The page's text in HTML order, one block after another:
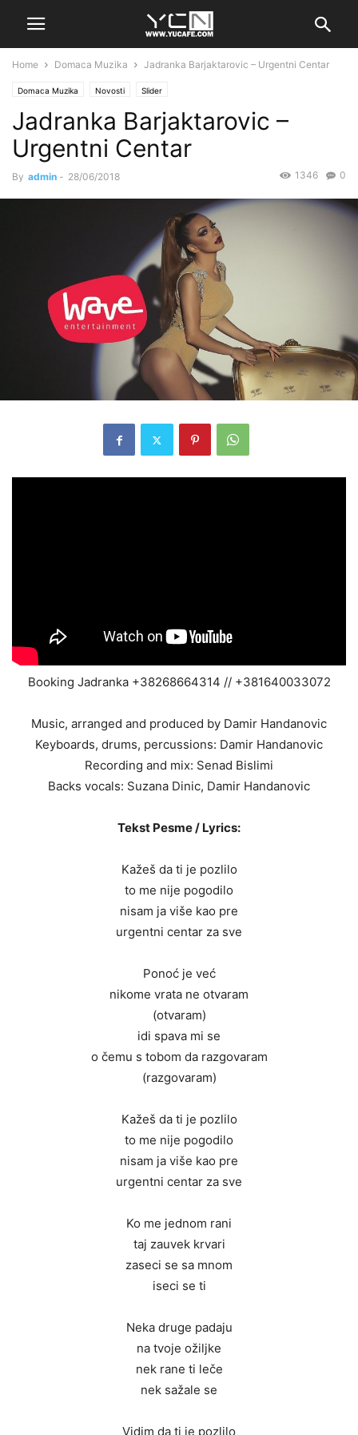
Home Domaca Muzika Jadranka Barjaktarovic – Urgentni Centar
Domaca Muzika Novosti Slider
Jadranka Barjaktarovic –
Urgentni Centar
By admin - 28/06/2018 0
1346
Booking Jadranka +38268664314 // +381640033072
Music, arranged and produced by Damir Handanovic
Keyboards, drums, percussions: Damir Handanovic
Recording and mix: Senad Bislimi
Backs vocals: Suzana Dinic, Damir Handanovic
Tekst Pesme / Lyrics:
Kažeš da ti je pozlilo
to me nije pogodilo
nisam ja više kao pre
urgentni centar za sve
Ponoć je već
nikome vrata ne otvaram
(otvaram)
idi spava mi se
o čemu s tobom da razgovaram
(razgovaram)
Kažeš da ti je pozlilo
to me nije pogodilo
nisam ja više kao pre
urgentni centar za sve
Ko me jednom rani
taj zauvek krvari
zaseci se sa mnom
iseci se ti
Neka druge padaju
na tvoje ožiljke
nek rane ti leče
nek sažale se
Vidim da ti je pozlilo